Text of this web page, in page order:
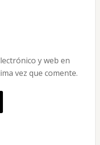
y web en
vez que comente.